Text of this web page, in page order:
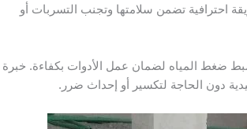
احترافية تضمن سلامتها وتجنب التسربات أو
ضغط المياه لضمان عمل الأدوات بكفاءة. خبرة
دون الحاجة لتكسير أو إحداث ضرر.